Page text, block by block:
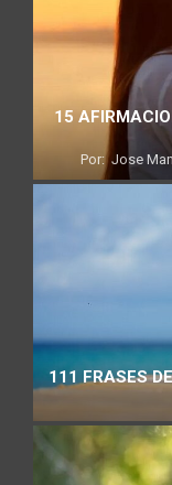
15
Por: Jose
111 FRASES